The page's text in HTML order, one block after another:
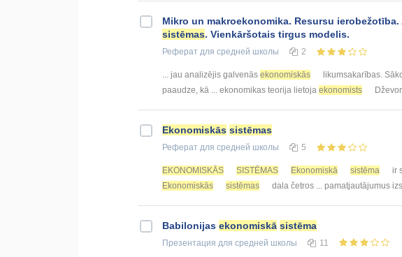
Mikro un makroekonomika. Resursu
sistēmas. Vienkāršotais tirgus modelis.
Реферат для средней школы 2
... jau analizējis galvenās ekonomiskās likumsakarības.
paaudze, kā ... ekonomikas teorija lietoja ekonomists
Ekonomiskās sistēmas
Реферат для средней школы 5
EKONOMISKĀS SISTĒMAS Ekonomiskā sistēma
ir
Ekonomiskās
sistēmas dala četros ... pamatjautājumus
Babilonijas ekonomiskā sistēma
Презентация для средней школы 11